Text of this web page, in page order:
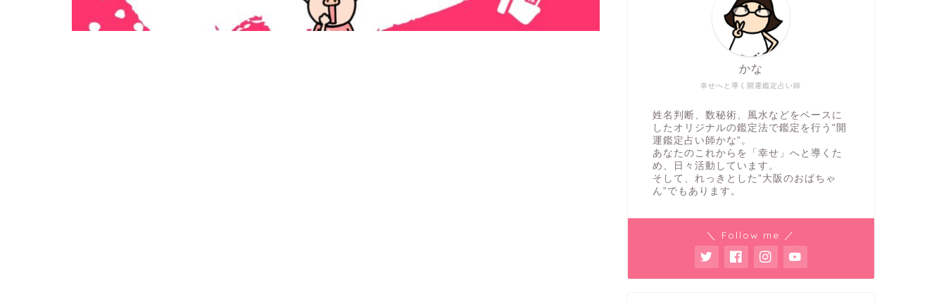
幸せへと導く開運鑑定占い師
かな
姓名判断、数秘術、風水などをベースに
したオリジナルの鑑定法で鑑定を行う"開
運鑑定占い師かな”。
あなたのこれからを「幸せ」へと導くた
め、日々活動しています。
そして、れっきとした”大阪のおばちゃ
ん”でもあります。
＼ Follow me ／